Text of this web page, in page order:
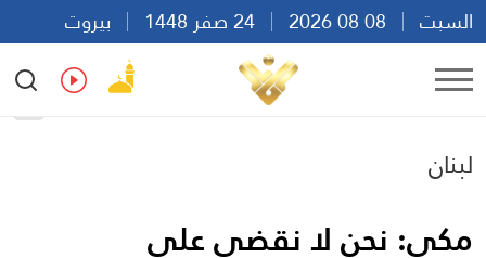
السبت
بيروت
15:47
Ar
لبنان
مكي: نحن لا نقضي على